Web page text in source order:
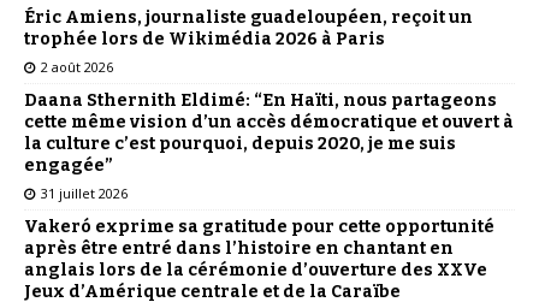
Éric Amiens, journaliste guadeloupéen, reçoit un
trophée lors de Wikimédia 2026 à Paris
2 août 2026
Daana Sthernith Eldimé: “En Haïti, nous partageons
cette même vision d’un accès démocratique et ouvert à
la culture c’est pourquoi, depuis 2020, je me suis
engagée”
31 juillet 2026
Vakeró exprime sa gratitude pour cette opportunité
après être entré dans l’histoire en chantant en
anglais lors de la cérémonie d’ouverture des XXVe
Jeux d’Amérique centrale et de la Caraïbe